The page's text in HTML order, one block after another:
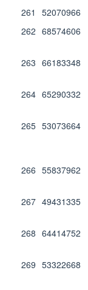
261
52070966
262 68574606
263 66183348
264 65290332
265 53073664
266 55837962
267 49431335
268 64414752
269 53322668